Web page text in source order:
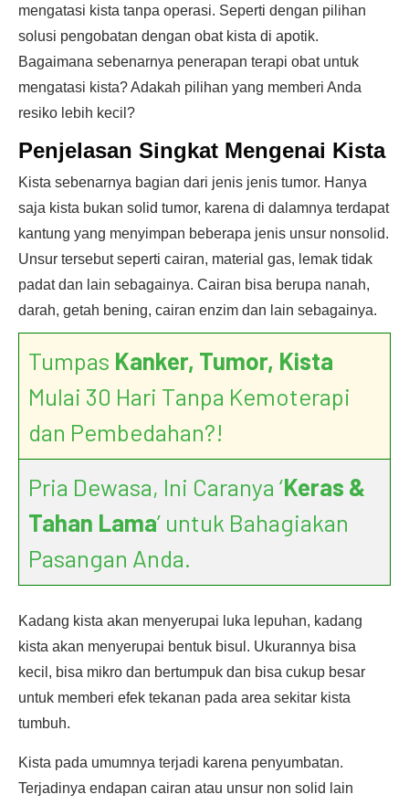
mengatasi kista tanpa operasi. Seperti dengan pilihan
solusi pengobatan dengan obat kista di apotik.
Bagaimana sebenarnya penerapan terapi obat untuk
mengatasi kista? Adakah pilihan yang memberi Anda
resiko lebih kecil?
Penjelasan Singkat Mengenai Kista
Kista sebenarnya bagian dari jenis jenis tumor. Hanya
saja kista bukan solid tumor, karena di dalamnya terdapat
kantung yang menyimpan beberapa jenis unsur nonsolid.
Unsur tersebut seperti cairan, material gas, lemak tidak
padat dan lain sebagainya. Cairan bisa berupa nanah,
darah, getah bening, cairan enzim dan lain sebagainya.
Tumpas Kanker, Tumor, Kista
Mulai 30 Hari Tanpa Kemoterapi
dan Pembedahan?!
Pria Dewasa, Ini Caranya ‘Keras &
Tahan Lama’ untuk Bahagiakan
Pasangan Anda.
Kadang kista akan menyerupai luka lepuhan, kadang
kista akan menyerupai bentuk bisul. Ukurannya bisa
kecil, bisa mikro dan bertumpuk dan bisa cukup besar
untuk memberi efek tekanan pada area sekitar kista
tumbuh.
Kista pada umumnya terjadi karena penyumbatan.
Terjadinya endapan cairan atau unsur non solid lain